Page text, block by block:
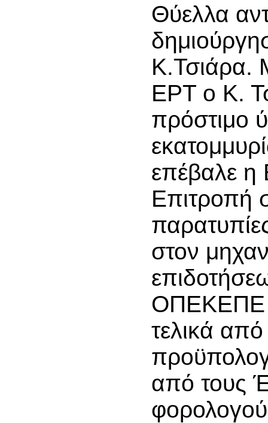
Θύελλα
Κ.Τσιάρα.
ΕΡΤ ο Κ.
πρόστιμο
επέβαλε η
Επιτροπή
στον
ΟΠΕΚΕΠΕ
τελικά
από τους